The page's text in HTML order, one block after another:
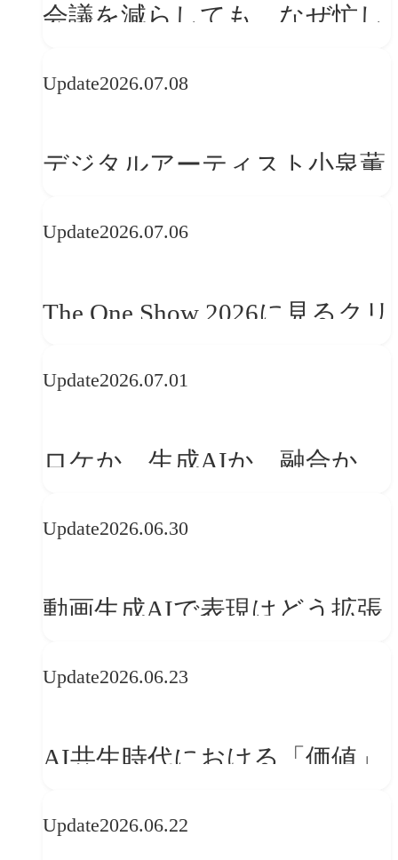
会議を減らしても、なぜ忙し
Update2026.07.08
デジタルアーティスト小泉薫
ークフロー設計と「ノイズと
Update2026.07.06
The One Show 2026に見るクリ
との接点を、ブランドらしい
Update2026.07.01
ロケか、生成AIか、融合か
おける「意思決定」のルール
Update2026.06.30
動画生成AIで表現はどう拡張
伸吾が語る、AI時代の「プロ
Update2026.06.23
AI共生時代における「価値」
「正解」をAIが教えてくれる
Update2026.06.22